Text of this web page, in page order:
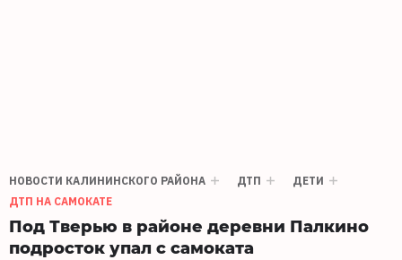
НОВОСТИ КАЛИНИНСКОГО РАЙОНА ДТП
ДЕТИ
ДТП НА САМОКАТЕ
Под Тверью в районе деревни Палкино
подросток упал с самоката